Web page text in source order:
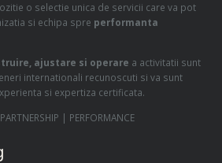
o selectie unica de servicii care va pot
si echipa spre performanta
ajustare si operare a activitatii sunt
internationali recunoscuti si va sunt
si expertiza certificata.
| PERFORMANCE